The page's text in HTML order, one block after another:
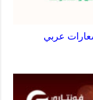
عربي